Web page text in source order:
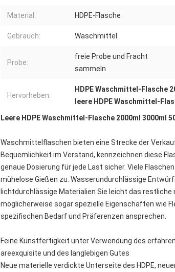
Material: HDPE-Flasche
Gebrauch: Waschmittel
Probe:
freie Probe und Fracht
sammeln
Hervorheben:
HDPE Waschmittel-Flasche
leere HDPE Waschmittel-
Leere HDPE Waschmittel-Flasche 2000ml 3000ml
Waschmittelflaschen bieten eine Strecke der
Bequemlichkeit im Verstand, kennzeichnen diese
genaue Dosierung für jede Last sicher. Viele
mühelose Gießen zu. Wasserundurchlässige
lichtdurchlässige Materialien Sie leicht das restliche
möglicherweise sogar spezielle Eigenschaften wie
spezifischen Bedarf und Präferenzen ansprechen.
Feine Kunstfertigkeit unter Verwendung des
areexquisite und des langlebigen Gutes
Neue materielle verdickte Unterseite des HDPE,